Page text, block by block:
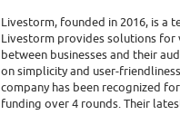
Livestorm, founded in 2016, is a
Livestorm provides solutions for
between businesses and their
on simplicity and user-
company has been recognized
funding over 4 rounds. Their